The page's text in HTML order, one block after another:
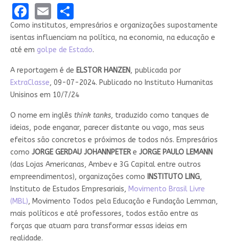
Facebook
EmailShare
Como institutos, empresários e organizações supostamente
isentas influenciam na política, na economia, na educação e
até em golpe de Estado.
A reportagem é de ELSTOR HANZEN, publicada por
ExtraClasse, 09-07-2024. Publicado no Instituto Humanitas
Unisinos em 10/7/24
O nome em inglês think tanks, traduzido como tanques de
ideias, pode enganar, parecer distante ou vago, mas seus
efeitos são concretos e próximos de todos nós. Empresários
como JORGE GERDAU JOHANNPETERe JORGE PAULO LEMANN
(das Lojas Americanas, Ambev e 3G Capital entre outros
empreendimentos), organizações como INSTITUTO LING,
Instituto de Estudos Empresariais, Movimento Brasil Livre
(MBL), Movimento Todos pela Educação e Fundação Lemman,
mais políticos e até professores, todos estão entre as
forças que atuam para transformar essas ideias em
realidade.